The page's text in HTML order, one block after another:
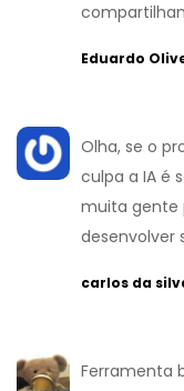
Eduardo
Olha, se o
culpa a IA é
muita gente
desenvolver
carlos da
Ferramenta